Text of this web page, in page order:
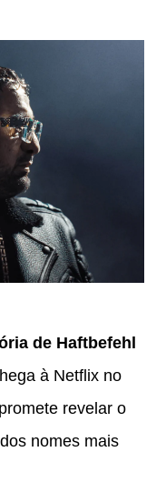
de Haftbefehl
à Netflix no
revelar o
nomes mais